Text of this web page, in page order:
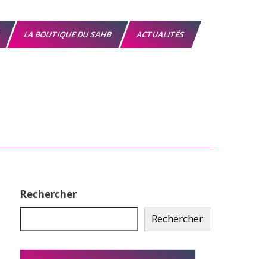
LA BOUTIQUE DU SAHB ACTUALITÉS
Rechercher
Rechercher